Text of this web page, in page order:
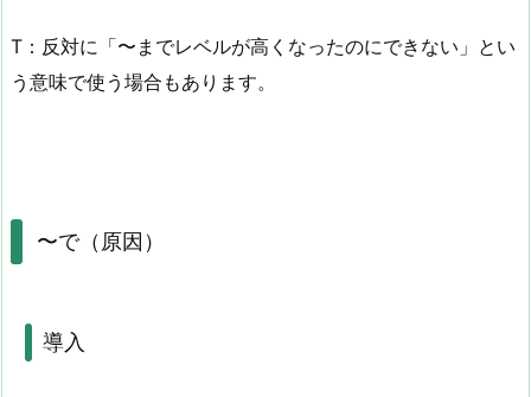
T：反対に「〜までレベルが高くなったのにできない」とい
う意味で使う場合もあります。
〜で（原因）
導入